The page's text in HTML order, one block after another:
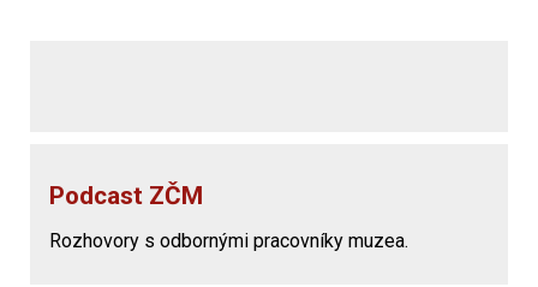
Podcast ZČM
Rozhovory s odbornými pracovníky muzea.